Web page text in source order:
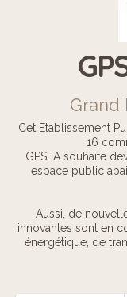
Grand
Cet Etablissement
16
GPSEA souhaite
espace public
Aussi, de
innovantes sont en
énergétique, de